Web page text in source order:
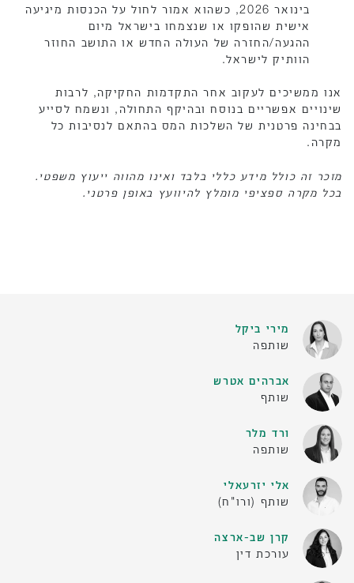
בינואר 2026, כשהוא אמור לחול על הכנסות מיגיעה
אישית שהופקו או שנצמחו בישראל מיום
ההגעה/החזרה של העולה החדש או התושב החוזר
הוותיק לישראל.
אנו ממשיכים לעקוב אחר התקדמות החקיקה, לרבות
שינויים אפשריים בנוסח ובהיקף התחולה, ונשמח לסייע
בבחינה פרטנית של השלכות המס בהתאם לנסיבות כל
מקרה.
מזכר זה כולל מידע כללי בלבד ואינו מהווה ייעוץ משפטי.
בכל מקרה ספציפי מומלץ להיוועץ באופן פרטני.
מירי ביקל
שותפה
אברהים אטרש
שותף
ורד מלר
שותפה
אלי יזרעאלי
שותף (ורו"ח)
קרן שב-ארצה
עורכת דין